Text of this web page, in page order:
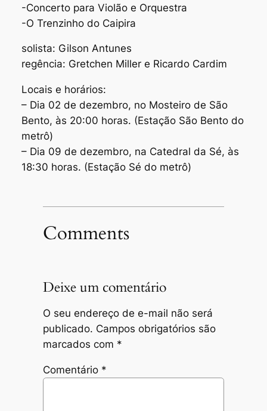
-Concerto para Violão e Orquestra
-O Trenzinho do Caipira
solista: Gilson Antunes
regência: Gretchen Miller e Ricardo Cardim
Locais e horários:
– Dia 02 de dezembro, no Mosteiro de São
Bento, às 20:00 horas. (Estação São Bento do
metrô)
– Dia 09 de dezembro, na Catedral da Sé, às
18:30 horas. (Estação Sé do metrô)
Comments
Deixe um comentário
O seu endereço de e-mail não será
publicado. Campos obrigatórios são
marcados com *
Comentário *